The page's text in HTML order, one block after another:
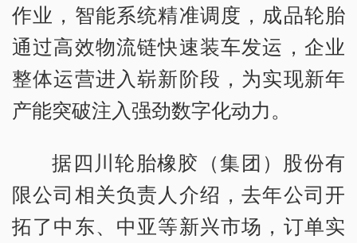
作业，智能系统精准调度，成品轮胎
通过高效物流链快速装车发运，企业
整体运营进入崭新阶段，为实现新年
产能突破注入强劲数字化动力。
据四川轮胎橡胶（集团）股份有
限公司相关负责人介绍，去年公司开
拓了中东、中亚等新兴市场，订单实